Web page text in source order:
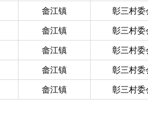
畲江镇 彰三村委
畲江镇 彰三村委
畲江镇 彰三村委
畲江镇 彰三村委
畲江镇 彰三村委